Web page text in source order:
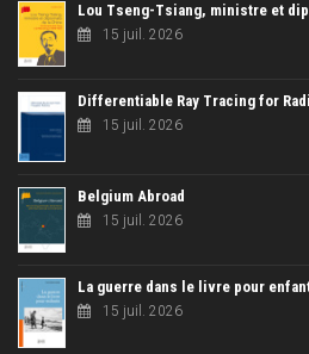
Lou Tseng-Tsiang, ministre et
15 juil. 2026
Differentiable Ray Tracing for
15 juil. 2026
Belgium Abroad
15 juil. 2026
La guerre dans le livre pour
15 juil. 2026